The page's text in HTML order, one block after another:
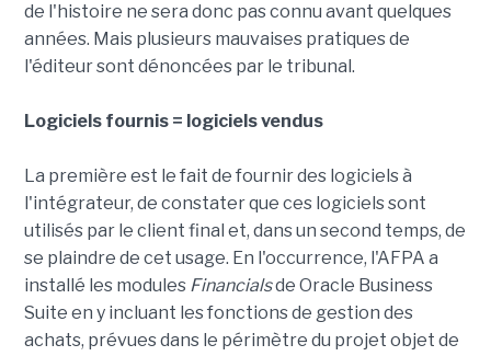
de l'histoire ne sera donc pas connu avant quelques
années. Mais plusieurs mauvaises pratiques de
l'éditeur sont dénoncées par le tribunal.
Logiciels fournis = logiciels vendus
La première est le fait de fournir des logiciels à
l'intégrateur, de constater que ces logiciels sont
utilisés par le client final et, dans un second temps, de
se plaindre de cet usage. En l'occurrence, l'AFPA a
installé les modules Financialsde Oracle Business
Suite en y incluant les fonctions de gestion des
achats, prévues dans le périmètre du projet objet de